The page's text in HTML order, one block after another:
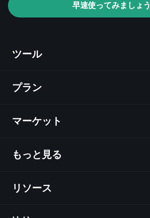
早速使ってみましょう
ツール
ディスカバー
チャート
ニュース
ラーニングハブ
プラン
マーケット
概要
外国為替
指数
もっと見る
アフィリエイトプログラム
リソース